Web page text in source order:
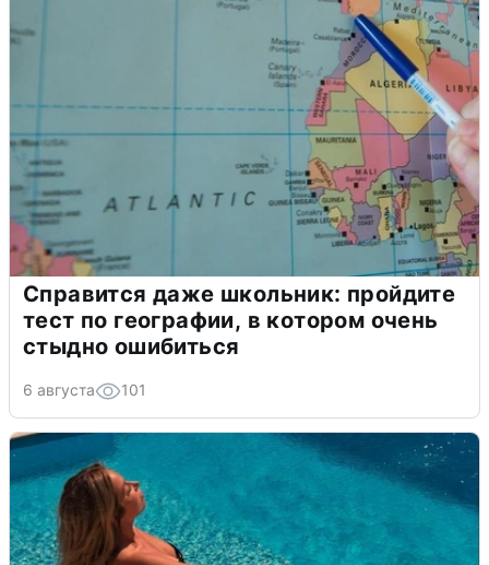
Справится даже школьник: пройдите
тест по географии, в котором очень
стыдно ошибиться
6 августа 101